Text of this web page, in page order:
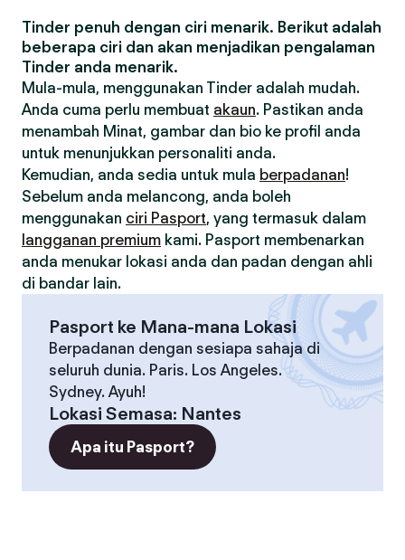
Tinder penuh dengan ciri menarik. Berikut adalah
beberapa ciri dan akan menjadikan pengalaman
Tinder anda menarik.
Mula-mula, menggunakan Tinder adalah mudah.
Anda cuma perlu membuat akaun. Pastikan anda
menambah Minat, gambar dan bio ke profil anda
untuk menunjukkan personaliti anda.
Kemudian, anda sedia untuk mula berpadanan!
Sebelum anda melancong, anda boleh
menggunakan ciri Pasport, yang termasuk dalam
langganan premium kami. Pasport membenarkan
anda menukar lokasi anda dan padan dengan ahli
di bandar lain.
Pasport ke Mana-mana Lokasi
Berpadanan dengan sesiapa sahaja di
seluruh dunia. Paris. Los Angeles.
Sydney. Ayuh!
Lokasi Semasa: Nantes
Apa itu Pasport?